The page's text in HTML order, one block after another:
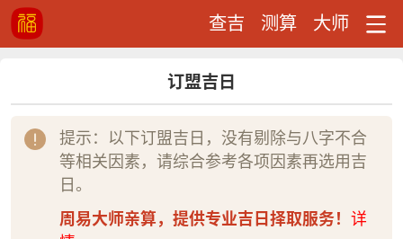
查吉 测算 大师
订盟吉日
提示：以下订盟吉日，没有剔除与八字不合
等相关因素，请综合参考各项因素再选用吉
日。
周易大师亲算，提供专业吉日择取服务！ 详